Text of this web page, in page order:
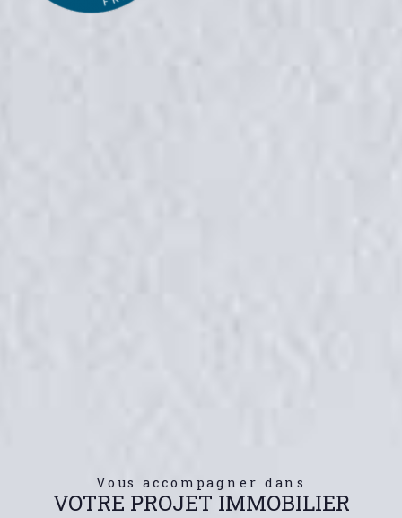
Vous accompagner dans
VOTRE PROJET IMMOBILIER